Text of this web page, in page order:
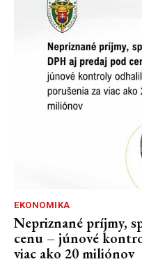
EKONOMIKA
Nepriznané príjmy,
cenu – júnové
viac ako 20 miliónov